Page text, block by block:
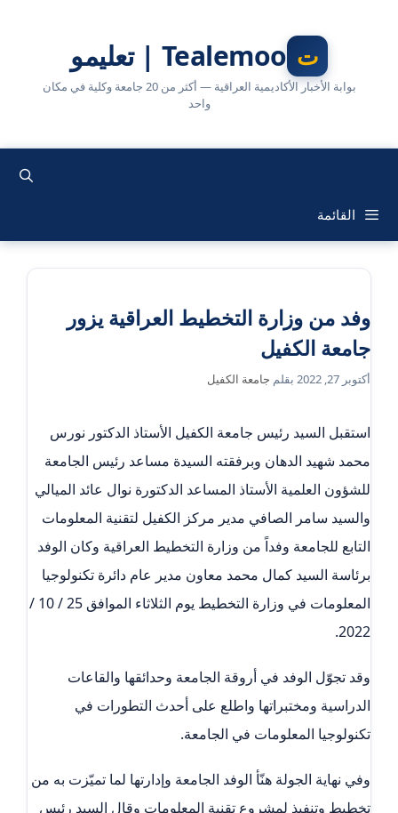
Tealemoo | تعليمو
بوابة الأخبار الأكاديمية العراقية — أكثر من 20 جامعة وكلية في مكان
واحد
القائمة
وفد من وزارة التخطيط العراقية يزور
جامعة الكفيل
أكتوبر 27, 2022 بقلم جامعة الكفيل
استقبل السيد رئيس جامعة الكفيل الأستاذ الدكتور نورس
محمد شهيد الدهان وبرفقته السيدة مساعد رئيس الجامعة
للشؤون العلمية الأستاذ المساعد الدكتورة نوال عائد الميالي
والسيد سامر الصافي مدير مركز الكفيل لتقنية المعلومات
التابع للجامعة وفداً من وزارة التخطيط العراقية وكان الوفد
برئاسة السيد كمال محمد معاون مدير عام دائرة تكنولوجيا
المعلومات في وزارة التخطيط يوم الثلاثاء الموافق 25 / 10 /
2022.
وقد تجوّل الوفد في أروقة الجامعة وحدائقها والقاعات
الدراسية ومختبراتها واطلع على أحدث التطورات في
تكنولوجيا المعلومات في الجامعة.
وفي نهاية الجولة هنّأ الوفد الجامعة وإدارتها لما تميّزت به من
تخطيط وتنفيذ لمشروع تقنية المعلومات وقال السيد رئيس